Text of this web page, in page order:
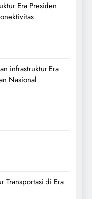
Era Presiden
infrastruktur Era
Nasional
Transportasi di Era